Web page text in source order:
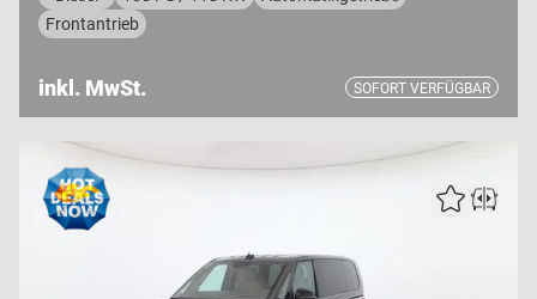
Frontantrieb
inkl. MwSt. SOFORT VERFÜGBAR